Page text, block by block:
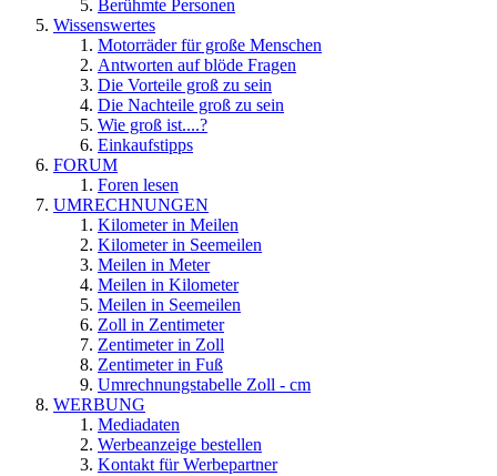
Berühmte Personen
Wissenswertes
Motorräder für große Menschen
Antworten auf blöde Fragen
Die Vorteile groß zu sein
Die Nachteile groß zu sein
Wie groß ist....?
Einkaufstipps
FORUM
Foren lesen
UMRECHNUNGEN
Kilometer in Meilen
Kilometer in Seemeilen
Meilen in Meter
Meilen in Kilometer
Meilen in Seemeilen
Zoll in Zentimeter
Zentimeter in Zoll
Zentimeter in Fuß
Umrechnungstabelle Zoll - cm
WERBUNG
Mediadaten
Werbeanzeige bestellen
Kontakt für Werbepartner